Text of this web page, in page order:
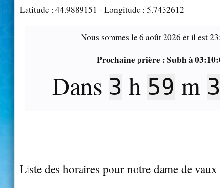
Latitude : 44.9889151 - Longitude : 5.7432612
Nous sommes le6 août 2026 et il est
Prochaine prière : Subhà
Dans 3 h 59 m
Liste des horaires pour notre dame de vaux